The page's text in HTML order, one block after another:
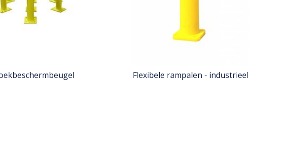
Flexibele rampalen - industrieel